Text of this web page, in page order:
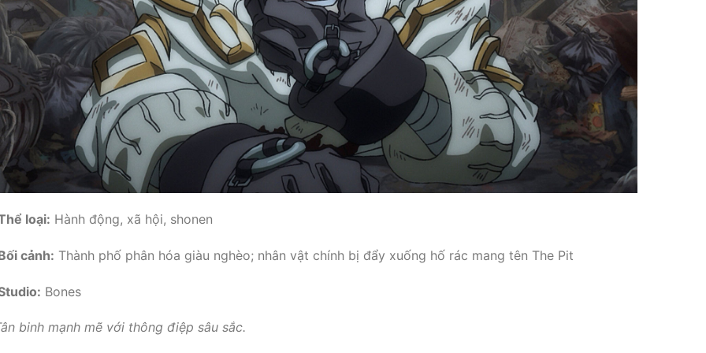
loại: Hành động, xã hội, shonen
cảnh: Thành phố phân hóa giàu nghèo; nhân vật chính bị đẩy xuống hố rác mang tên The Pit
Bones
binh mạnh mẽ với thông điệp sâu sắc.